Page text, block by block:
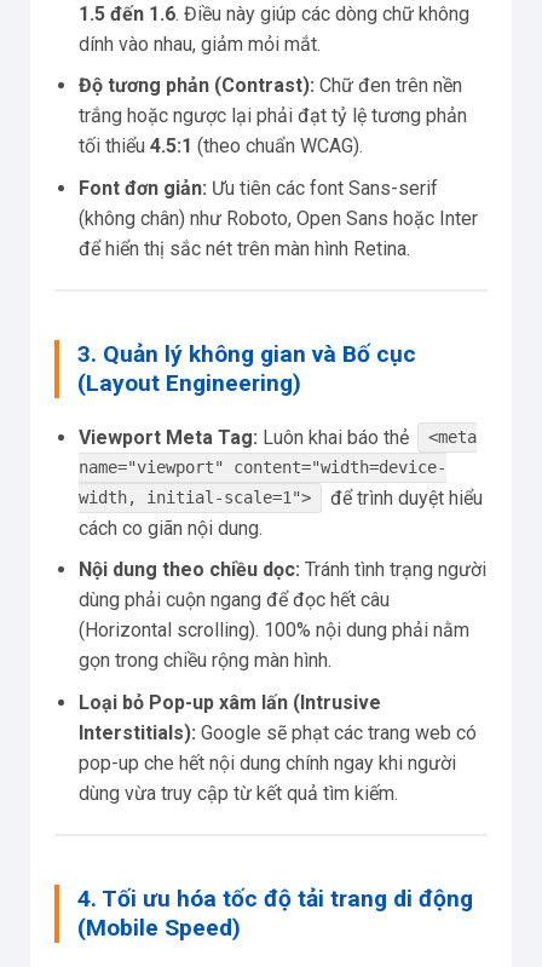
1.5 đến 1.6. Điều này giúp các dòng chữ không
dính vào nhau, giảm mỏi mắt.
Độ tương phản (Contrast): Chữ đen trên nền
trắng hoặc ngược lại phải đạt tỷ lệ tương phản
tối thiểu 4.5:1 (theo chuẩn WCAG).
Font đơn giản: Ưu tiên các font Sans-serif
(không chân) như Roboto, Open Sans hoặc Inter
để hiển thị sắc nét trên màn hình Retina.
3. Quản lý không gian và Bố cục
(Layout Engineering)
Viewport Meta Tag: Luôn khai báo thẻ
<meta
name="viewport" content="width=device-
width, initial-scale=1">
để trình duyệt hiểu
cách co giãn nội dung.
Nội dung theo chiều dọc: Tránh tình trạng người
dùng phải cuộn ngang để đọc hết câu
(Horizontal scrolling). 100% nội dung phải nằm
gọn trong chiều rộng màn hình.
Loại bỏ Pop-up xâm lấn (Intrusive
Interstitials): Google sẽ phạt các trang web có
pop-up che hết nội dung chính ngay khi người
dùng vừa truy cập từ kết quả tìm kiếm.
4. Tối ưu hóa tốc độ tải trang di động
(Mobile Speed)